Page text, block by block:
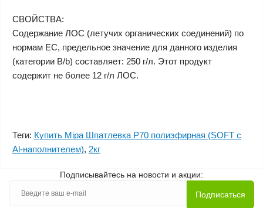
СВОЙСТВА:
Содержание ЛОС (летучих органических соединений) по
нормам ЕС, предельное значение для данного изделия
(категории B/b) составляет: 250 г/л. Этот продукт
содержит не более 12 г/л ЛОС.
Теги: Купить Mipa Шпатлевка Р70 полиэфирная (SOFT с
Al-наполнителем), 2кг
Подписывайтесь на новости и акции:
Подписаться